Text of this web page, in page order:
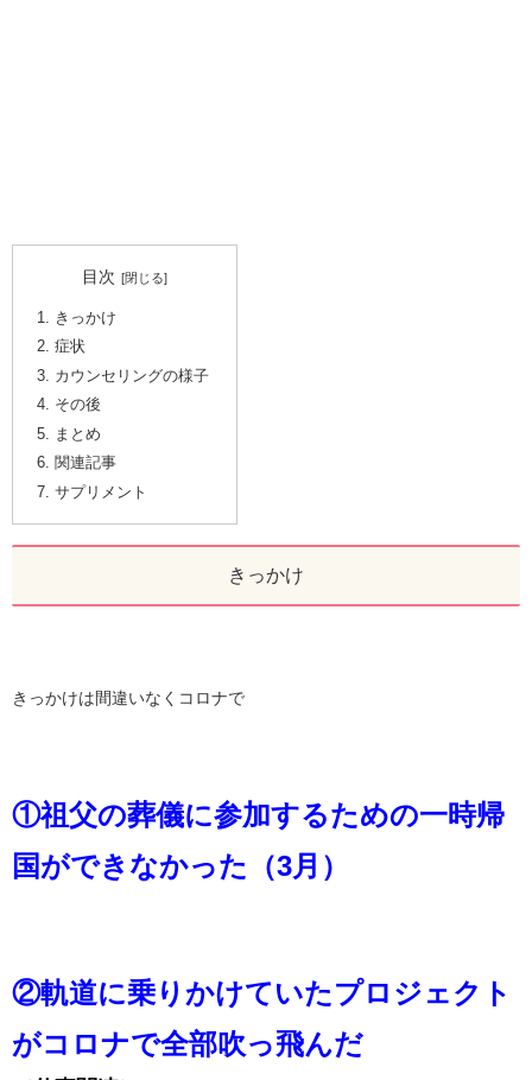
目次
きっかけ
症状
カウンセリングの様子
その後
まとめ
関連記事
サプリメント
きっかけ
きっかけは間違いなくコロナで
①祖父の葬儀に参加するための一時帰
国ができなかった（3月）
②軌道に乗りかけていたプロジェクト
がコロナで全部吹っ飛んだ